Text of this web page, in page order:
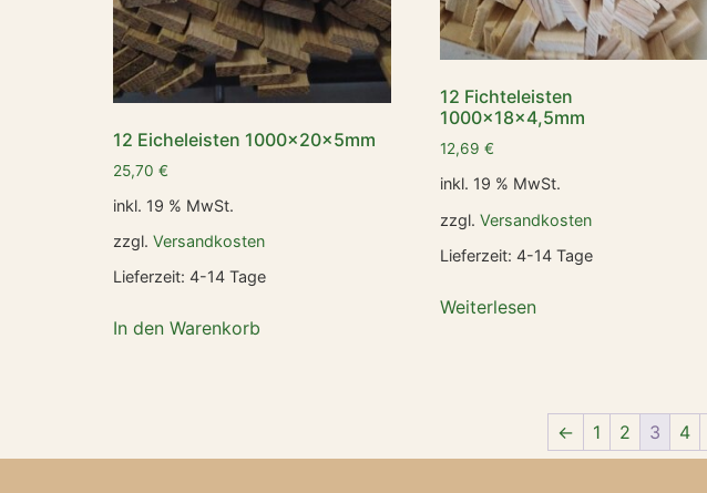
12 Eicheleisten 1000x20x5mm
25,70 €
inkl. 19 % MwSt.
zzgl. Versandkosten
Lieferzeit: 4-14 Tage
In den Warenkorb
12 Fichteleisten
1000x18x4,5mm
12,69 €
inkl. 19 % MwSt.
zzgl. Versandkosten
Lieferzeit: 4-14 Tage
Weiterlesen
← 1 2 3 4